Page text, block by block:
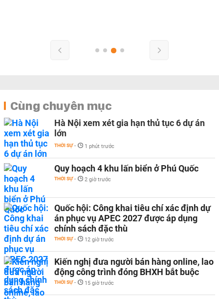
Cùng chuyên mục
Hà Nội xem xét gia hạn thủ tục 6 dự án
lớn
THỜI SỰ - 1 phút trước
Quy hoạch 4 khu lấn biển ở Phú Quốc
THỜI SỰ - 2 giờ trước
Quốc hội: Công khai tiêu chí xác định dự
án phục vụ APEC 2027 được áp dụng
chính sách đặc thù
THỜI SỰ - 12 giờ trước
Kiến nghị đưa người bán hàng online, lao
động công trình đóng BHXH bắt buộc
THỜI SỰ - 15 giờ trước